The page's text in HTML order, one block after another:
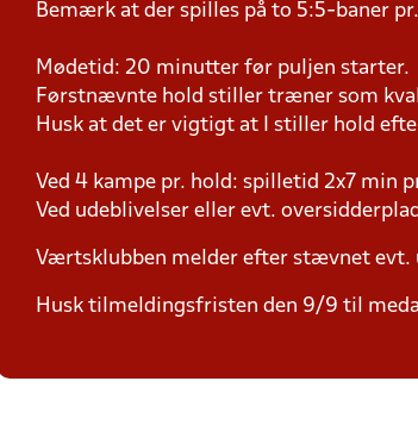
Bemærk at der spilles på to 5:5-baner
Mødetid: 20 minutter før puljen starter.
Førstnævnte hold stiller træner som
Husk at det er vigtigt at I stiller hold
Ved 4 kampe pr. hold: spilletid 2x7 min
Ved udeblivelser eller evt.
Værtsklubben melder efter stævnet evt.
Husk tilmeldingsfristen den 9/9 til